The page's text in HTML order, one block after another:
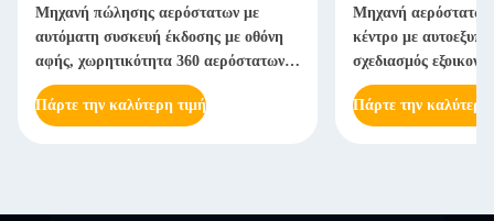
Μηχανή πώλησης αερόστατων με
αυτόματη συσκευή έκδοσης με οθόνη
αφής, χωρητικότητα 360 αερόστατων,
πιστοποιημένη CE
Πάρτε την καλύτερη τιμή
Μηχανή αερόστατων
κέντρο με
σχεδιασμός
εγκρίθηκε για
Πάρτε την καλύτερη